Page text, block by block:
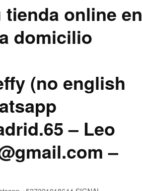
tienda online en
domicilio
(no english
– Leo
–